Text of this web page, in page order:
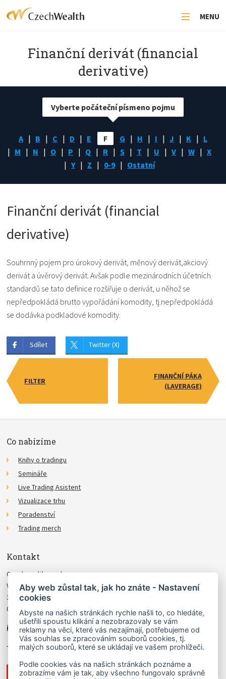
MENU
Finanční derivát (financial
derivative)
A B C D E F G H I J K
L
M
N O P Q R S T U V W
X
Y
Z 0-9 Ostatní
Vyberte počáteční písmeno pojmu
Finanční derivát (financial
derivative)
Souhrnný pojem pro úrokový derivát, měnový derivát,akciový
derivát a úvěrový derivát. Avšak podle mezinárodních účetních
standardů se tato definice rozšiřuje o derivát, u něhož se
nepředpokládá brutto vypořádání komodity, tj.nepředpokládá
se dodávka podkladové komodity.
Sdílet Twitter (X)
FILTER
FINANČNÍ PÁKA
(LAVERAGE)
Co nabízíme
Knihy o tradingu
Semináře
Live Trading Asistent
Vizualizace trhu
Poradenství
Trading merch
Kontakt
Czechwealth, spol. s r.o.
Višňová 4
140 00 Praha 4
Česká Republika
info@czechwealth.cz
+420 226 804 571 (9–12 hod.)
Aby web zůstal tak, jak ho znáte - Nastavení
cookies
Abyste na našich stránkách rychle našli to, co hledáte,
ušetřili spoustu klikání a nezobrazovaly se vám
reklamy na věci, které vás nezajímají, potřebujeme od
Vás souhlas se zpracováním souborů cookies, tj.
malých souborů, které se ukládají ve vašem prohlížeči.
Podle cookies vás na našich stránkách poznáme a
zobrazíme vám je tak, aby všechno fungovalo správně